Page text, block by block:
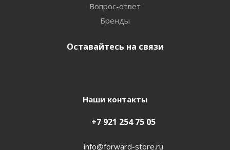
Вопрос-ответ
Бренды
Оставайтесь на связи
Наши контакты
+7 921 254 75 05
info@forward-store.ru